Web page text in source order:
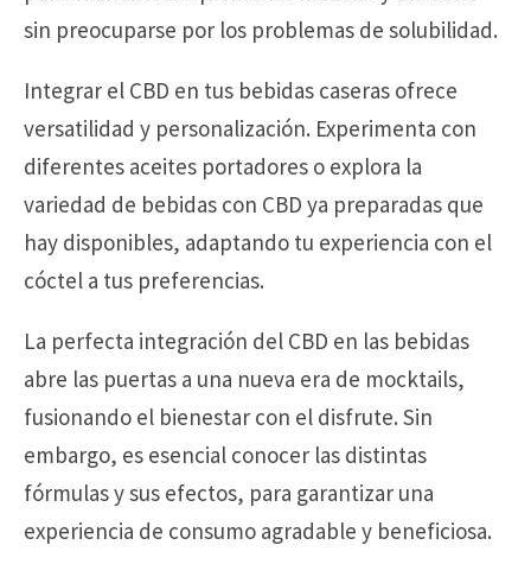
sin preocuparse por los problemas de solubilidad.
Integrar el CBD en tus bebidas caseras ofrece
versatilidad y personalización. Experimenta con
diferentes aceites portadores o explora la
variedad de bebidas con CBD ya preparadas que
hay disponibles, adaptando tu experiencia con el
cóctel a tus preferencias.
La perfecta integración del CBD en las bebidas
abre las puertas a una nueva era de mocktails,
fusionando el bienestar con el disfrute. Sin
embargo, es esencial conocer las distintas
fórmulas y sus efectos, para garantizar una
experiencia de consumo agradable y beneficiosa.